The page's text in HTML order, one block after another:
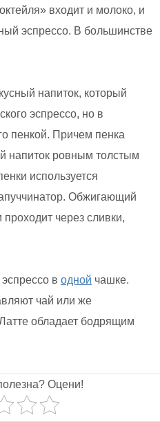
входит и молоко, и
эспрессо. В большинстве
напиток, который
эспрессо, но в
пенкой. Причем пенка
напиток ровным толстым
используется
Обжигающий
через сливки,
эспрессо в одной чашке.
чай или же
обладает бодрящим
Оцени!